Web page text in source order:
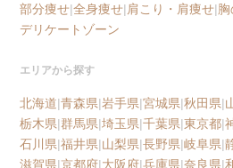
部分痩せ|全身痩せ|肩こり・肩痩せ|
デリケートゾーン
エリアから探す
北海道|青森県|岩手県|宮城県|秋田県|
栃木県|群馬県|埼玉県|千葉県|東京都|
石川県|福井県|山梨県|長野県|岐阜県|
滋賀県|京都府|大阪府|兵庫県|奈良県|